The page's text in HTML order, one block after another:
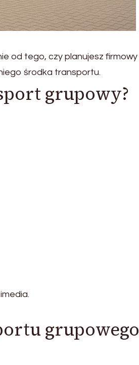
od tego, czy planujesz firmowy
środka transportu.
grupowy?
grupowego